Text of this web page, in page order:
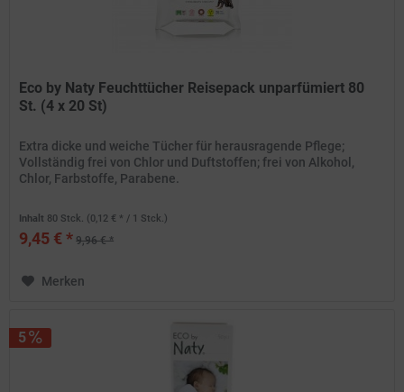
Eco by Naty Feuchttücher Reisepack unparfümiert 80
St. (4 x 20 St)
Extra dicke und weiche Tücher für herausragende Pflege;
Vollständig frei von Chlor und Duftstoffen; frei von Alkohol,
Chlor, Farbstoffe, Parabene.
Inhalt 80 Stck. (0,12 € * / 1 Stck.)
9,45 € * 9,96 € *
Merken
5